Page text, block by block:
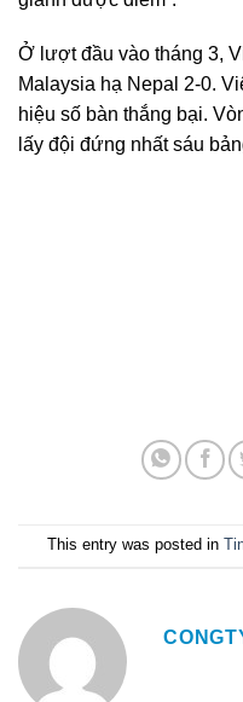
Ở lượt đầu vào tháng 3,
Malaysia hạ Nepal 2-0.
hiệu số bàn thắng bại.
lấy đội đứng nhất sáu
This entry was posted in